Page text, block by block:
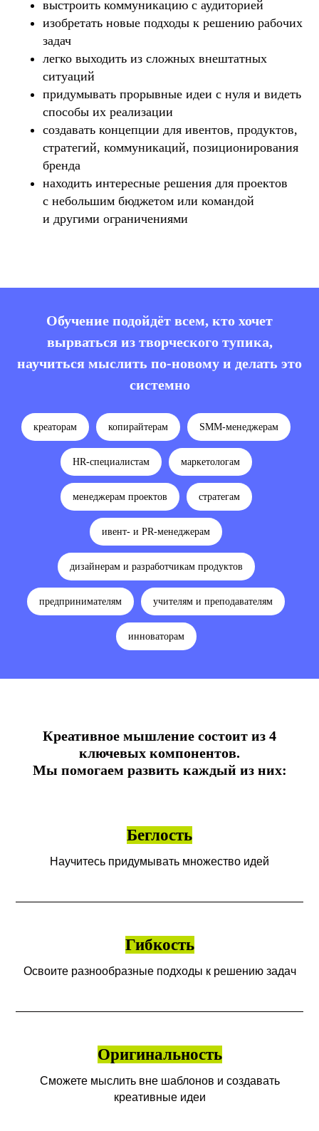
выстроить коммуникацию с аудиторией
изобретать новые подходы к решению рабочих
задач
легко выходить из сложных внештатных
ситуаций
придумывать прорывные идеи с нуля и видеть
способы их реализации
создавать концепции для ивентов, продуктов,
стратегий, коммуникаций, позиционирования
бренда
находить интересные решения для проектов
с небольшим бюджетом или командой
и другими ограничениями
Обучение подойдёт всем, кто хочет
вырваться из творческого тупика,
научиться мыслить по-новому и делать это
системно
креаторам копирайтерам SMM-менеджерам
HR-специалистам маркетологам
менеджерам проектов стратегам
ивент- и PR-менеджерам
дизайнерам и разработчикам продуктов
предпринимателям учителям и преподавателям
инноваторам
Креативное мышление состоит из 4
ключевых компонентов.
Мы помогаем развить каждый из них:
Беглость
Научитесь придумывать множество идей
Гибкость
Освоите разнообразные подходы к решению задач
Оригинальность
Сможете мыслить вне шаблонов и создавать
креативные идеи